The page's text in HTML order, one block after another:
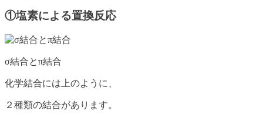
①塩素による置換反応
σ結合とπ結合
化学結合には上のように、
２種類の結合があります。